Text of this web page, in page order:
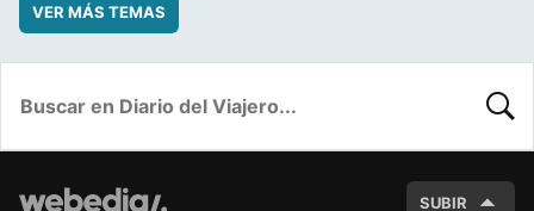
VER MÁS TEMAS
SUBIR